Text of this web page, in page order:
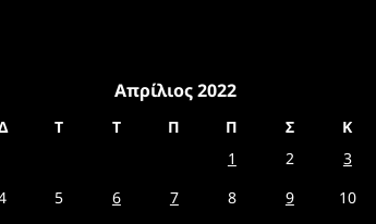
Απρίλιος 2022
Τ Τ Π Π Σ
Κ
1
2
3
5 6 7 8 9
10